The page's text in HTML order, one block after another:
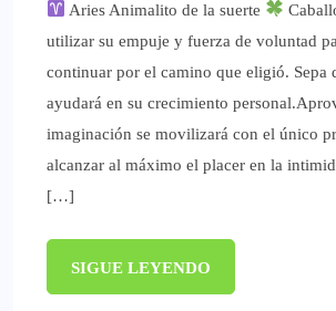
Aries Animalito de la suerte
utilizar su empuje y fuerza de voluntad
continuar por el camino que eligió. Sepa
ayudará en su crecimiento
imaginación se movilizará con el único
alcanzar al máximo el placer en la
[…]
SIGUE LEYENDO